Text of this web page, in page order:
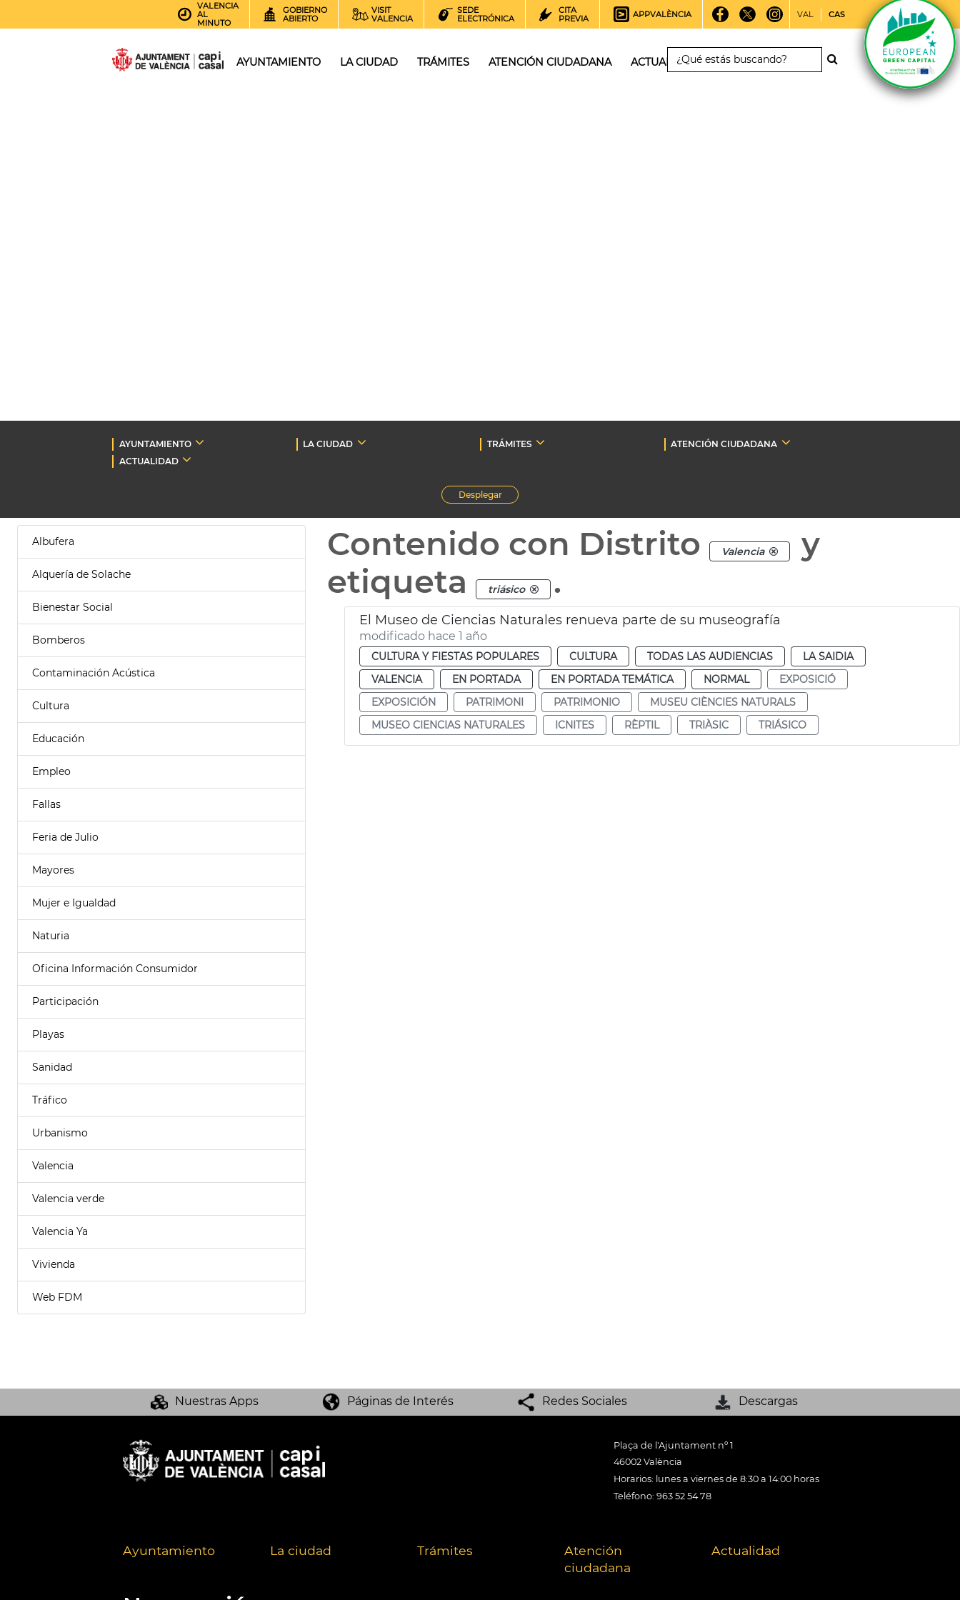
VALENCIA
AL
MINUTO
GOBIERNO
ABIERTO
VISIT
VALENCIA
SEDE
ELECTRÓNICA
CITA
PREVIA
APPVALÈNCIA VAL CAS
AYUNTAMIENTO LA CIUDAD TRÁMITES ATENCIÓN CIUDADANA ACTUALIDAD
AYUNTAMIENTO LA CIUDAD TRÁMITES
ATENCIÓN CIUDADANA
ACTUALIDAD
Desplegar
Albufera
Alquería de Solache
Bienestar Social
Bomberos
Contaminación Acústica
Cultura
Educación
Empleo
Fallas
Feria de Julio
Mayores
Mujer e Igualdad
Naturia
Oficina Información Consumidor
Participación
Playas
Sanidad
Tráfico
Urbanismo
Valencia
Valencia verde
Valencia Ya
Vivienda
Web FDM
Contenido con Distrito Valencia
y
etiqueta
triásico .
El Museo de Ciencias Naturales renueva parte de su museografía
modificado hace 1 año
CULTURA Y FIESTAS POPULARES CULTURA TODAS LAS AUDIENCIAS
LA SAIDIA
VALENCIA
EN PORTADA EN PORTADA TEMÁTICA NORMAL
EXPOSICIÓ
EXPOSICIÓN
PATRIMONI PATRIMONIO
MUSEU CIÈNCIES NATURALS
MUSEO CIENCIAS NATURALES
ICNITES RÈPTIL TRIÀSIC TRIÁSICO
Nuestras Apps Páginas de Interés Redes Sociales Descargas
Plaça de l'Ajuntament nº 1
46002 València
Horarios: lunes a viernes de 8:30 a 14:00 horas
Teléfono: 963 52 54 78
Ayuntamiento La ciudad Trámites
Atención
ciudadana
Actualidad